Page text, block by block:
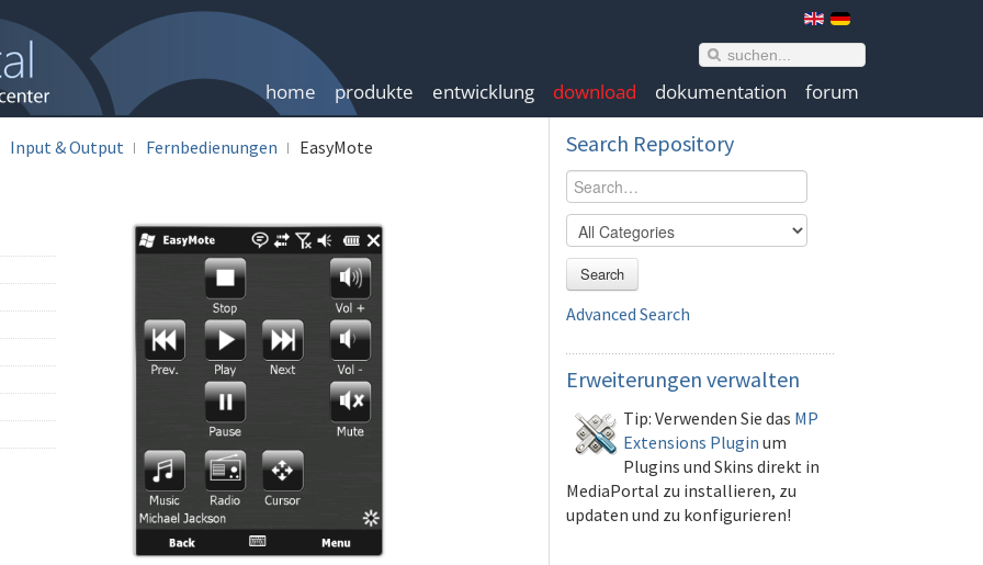
home produkte entwicklung download dokumentation forum
Input & Output Fernbedienungen EasyMote Search Repository
Search
Advanced Search
Erweiterungen verwalten
Tip: Verwenden Sie das MP
Extensions Plugin um
Plugins und Skins direkt in
MediaPortal zu installieren, zu
updaten und zu konfigurieren!